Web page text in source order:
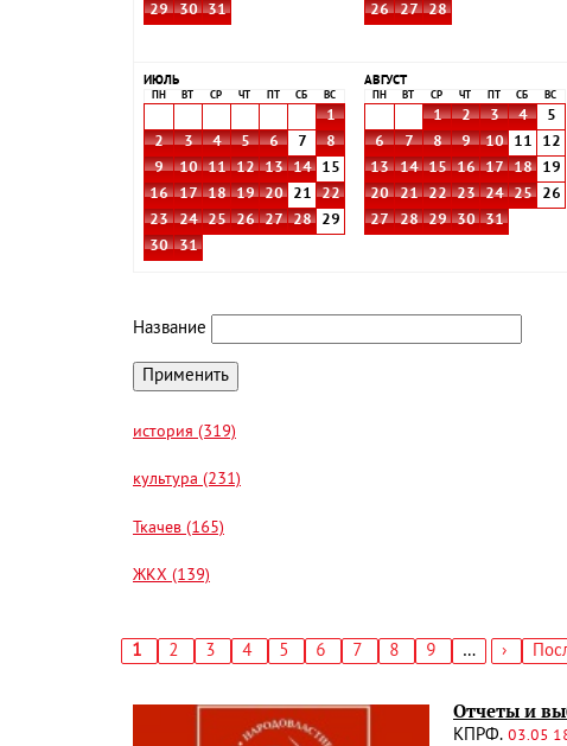
29
30 31
26
27 28
ИЮЛЬ
ПН ВТ СР ЧТ СБ ВС
1
2
3 4 5 6 7
8
9
10 11 12 13 14
15
16
17 18 19 20 21
22
23
24 25 26 27 28
29
30
31
АВГУСТ
ПН ВТ СР ЧТ СБ ВС
1 2 3 4
5
6
7 8 9 10 11
12
13
14 15 16 17 18
19
20
21 22 23 24 25
26
27
28 29 30 31
Название
история (319)
культура (231)
Ткачев (165)
ЖКХ (139)
Текущая
1 Страница
2 Страница
3 Страница
4 Страница
5 Страница
6 Страница
7 Страница
8 Страница
9 … ›
Отчеты и
КПРФ. 03.05